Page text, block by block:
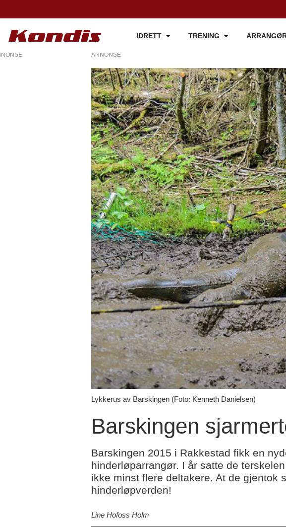
IDRETT TRENING
ANNONSE
Lykkerus av Barskingen (Foto: Kenneth Danielsen)
Barskingen
Barskingen 2015 i Rakkestad fikk en
hinderløparrangør. I år satte de
ikke minst flere deltakere. At de gjentok
hinderløpverden!
Line Hofoss Holm